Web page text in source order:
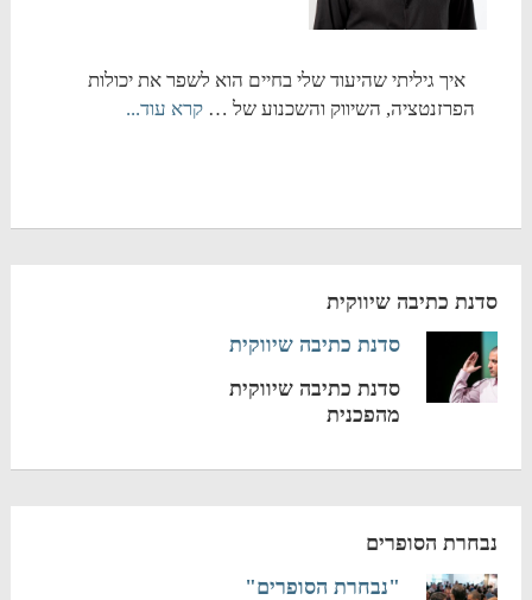
איך גיליתי שהיעוד שלי בחיים הוא לשפר את יכולות
הפרזנטציה, השיווק והשכנוע של … קרא עוד...
סדנת כתיבה שיווקית
סדנת כתיבה שיווקית
סדנת כתיבה שיווקית
מהפכנית
נבחרת הסופרים
"נבחרת הסופרים"